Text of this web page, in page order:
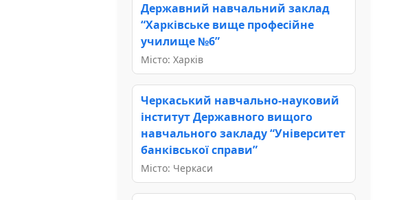
Державний навчальний заклад
“Харківське вище професійне
училище №6”
Місто: Харків
Черкаський навчально-науковий
інститут Державного вищого
навчального закладу “Університет
банківської справи”
Місто: Черкаси